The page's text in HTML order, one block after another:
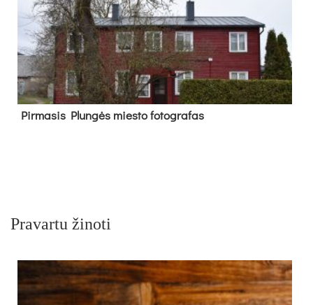
Pir­ma­sis Plun­gės mies­to fo­tog­ra­fas
Pravartu žinoti